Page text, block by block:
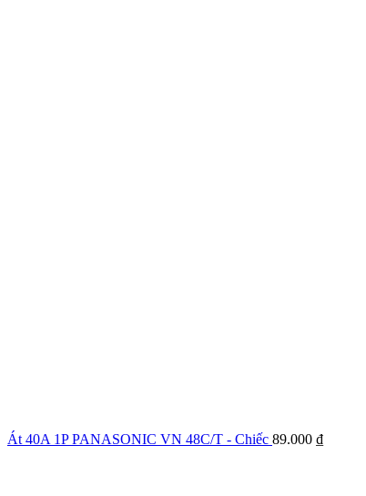
Át 40A 1P PANASONIC VN 48C/T - Chiếc 89.000 ₫